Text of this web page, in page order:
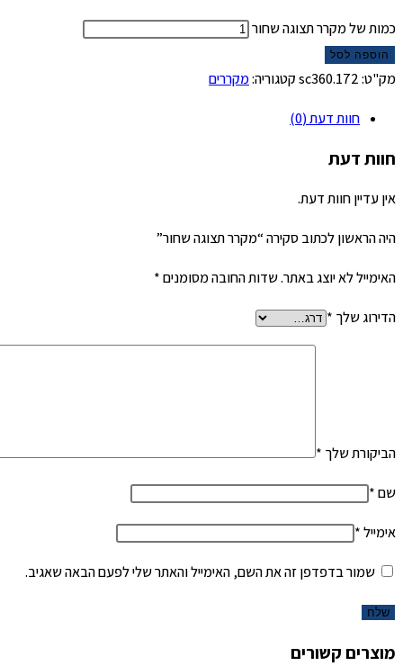
כמות של מקרר תצוגה שחור
הוספה לסל
מק"ט:172.sc360 קטגוריה:מקררים
חוות דעת (0)
חוות דעת
אין עדיין חוות דעת.
היה הראשון לכתוב סקירה “מקרר תצוגה שחור”
האימייל לא יוצג באתר.שדות החובה מסומנים*
הדירוג שלך*
הביקורת שלך*
שם*
אימייל*
שמור בדפדפן זה את השם, האימייל והאתר שלי לפעם הבאה שאגיב.
מוצרים קשורים